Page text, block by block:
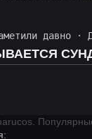
давно ·